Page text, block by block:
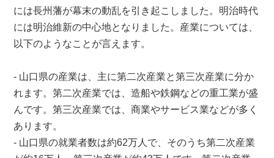
には長州藩が幕末の動乱を引き起こしました。明治時代
には明治維新の中心地となりました。産業については、
以下のようなことが言えます。
- 山口県の産業は、主に第二次産業と第三次産業に分か
れます。第二次産業では、造船や鉄鋼などの重工業が盛
んです。第三次産業では、商業やサービス業などが多く
あります。
- 山口県の就業者数は約62万人で、そのうち第二次産業